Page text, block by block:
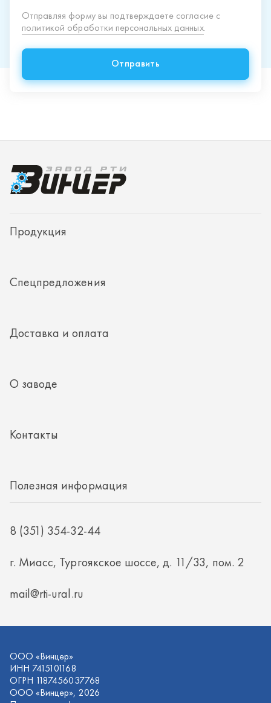
Спецпредложения
Доставка и оплата
8 (351) 354-32-44
ИНН 7415101168
ОГРН 1187456037768
Политика конфиденциальности